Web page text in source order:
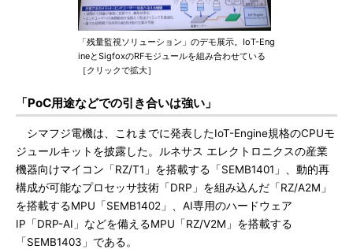
「残量監視ソリューション」のデモ展示。IoT-Eng
ineとSigfoxのRFモジュールを組み合わせている
［クリックで拡大］
「PoC用途などでの引き合いは強い」
シマフジ電機は、これまでに発表したIoT-Engine規格のCPUモ
ジュールキットを披露した。ルネサス エレクトロニクスの産業
機器向けマイコン「RZ/T1」を搭載する「SEMB1401」、動的再
構成が可能なプロセッサ技術「DRP」を組み込んだ「RZ/A2M」
を搭載するMPU「SEMB1402」、AI専用のハードウェア
IP「DRP-AI」などを備えるMPU「RZ/V2M」を搭載する
「SEMB1403」である。